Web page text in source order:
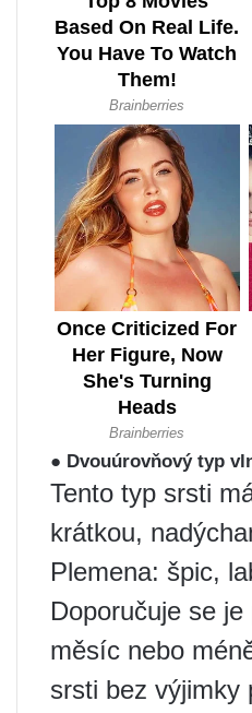
● Dvouúrovňový typ
Tento typ srsti
krátkou,
Plemena: špic,
Doporučuje se
měsíc nebo
srsti bez výjimky